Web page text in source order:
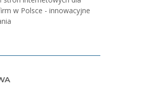
w Polsce - innowacyjne